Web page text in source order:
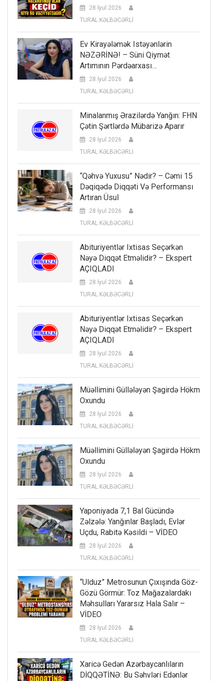
28 İyul 2026
TURAL KƏLBƏCƏRLİ
Ev Kirayələmək Istəyənlərin
NƏZƏRİNƏ! – Süni Qiymət
Artımının Pərdəarxası…
28 İyul 2026
TURAL KƏLBƏCƏRLİ
Minalanmış Ərazilərdə Yanğın: FHN
Çətin Şərtlərdə Mübarizə Aparır
28 İyul 2026
TURAL KƏLBƏCƏRLİ
“Qəhvə Yuxusu” Nədir? – Cəmi 15
Dəqiqədə Diqqəti Və Performansı
Artıran Üsul
28 İyul 2026
TURAL KƏLBƏCƏRLİ
Abituriyentlər Ixtisas Seçərkən
Nəyə Diqqət Etməlidir? – Ekspert
AÇIQLADI
28 İyul 2026
TURAL KƏLBƏCƏRLİ
Abituriyentlər Ixtisas Seçərkən
Nəyə Diqqət Etməlidir? – Ekspert
AÇIQLADI
28 İyul 2026
TURAL KƏLBƏCƏRLİ
Müəllimini Güllələyən Şagirdə Hökm
Oxundu
28 İyul 2026
TURAL KƏLBƏCƏRLİ
Müəllimini Güllələyən Şagirdə Hökm
Oxundu
28 İyul 2026
TURAL KƏLBƏCƏRLİ
Yaponiyada 7,1 Bal Gücündə
Zəlzələ: Yanğınlar Başladı, Evlər
Uçdu, Rabitə Kəsildi – VİDEO
28 İyul 2026
TURAL KƏLBƏCƏRLİ
“Ulduz” Metrosunun Çıxışında Göz-
Gözü Görmür: Toz Mağazalardakı
Məhsulları Yararsız Hala Salır –
VİDEO
28 İyul 2026
TURAL KƏLBƏCƏRLİ
Xaricə Gedən Azərbaycanlıların
DİQQƏTİNƏ: Bu Səhvləri Edənlər